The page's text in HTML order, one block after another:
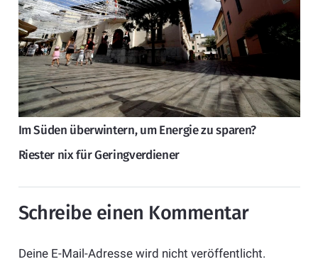
Im Süden überwintern, um Energie zu sparen?
Riester nix für Geringverdiener
Schreibe einen Kommentar
Deine E-Mail-Adresse wird nicht veröffentlicht.